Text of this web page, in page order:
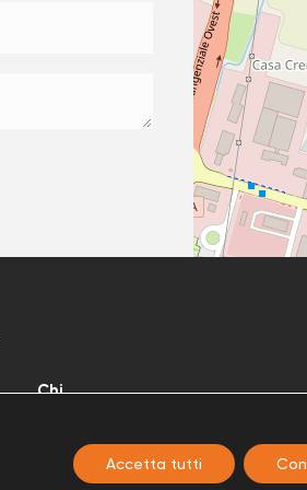
Chi
Prodotti Servizi
Accetta tutti